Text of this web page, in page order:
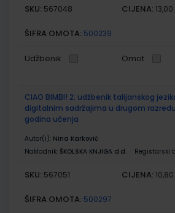
SKU: 567048 CIJENA:
ŠIFRA OMOTA: 500239
Udžbenik Omot
CIAO BIMBI! 2; udžbenik talijanskog
digitalnim sadržajima u drugom
godina učenja
Autor(i): Nina Karković
Nakladnik: ŠKOLSKA KNJIGA d.d. Registarski
SKU: 567051 CIJENA:
ŠIFRA OMOTA: 500297